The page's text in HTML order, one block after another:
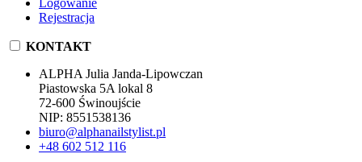
Logowanie
Rejestracja
KONTAKT
ALPHA Julia Janda-Lipowczan
Piastowska 5A lokal 8
72-600 Świnoujście
NIP: 8551538136
biuro@alphanailstylist.pl
+48 602 512 116